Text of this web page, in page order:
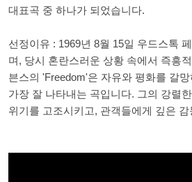
대표곡 중 하나가 되었습니다.
선정이유 : 1969년 8월 15일 우드스톡
며, 당시 혼란스러운 상황 속에서 즉흥
븐스의 'Freedom'은 자유와 평화를 갈
가장 잘 나타내는 곡입니다. 그의 강렬
위기를 고조시키고, 관객들에게 깊은